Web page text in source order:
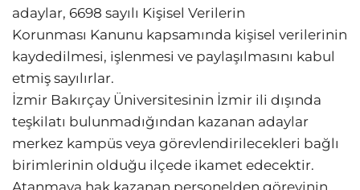
adaylar, 6698 sayılı Kişisel Verilerin
Korunması Kanunu kapsamında kişisel verilerinin
kaydedilmesi, işlenmesi ve paylaşılmasını kabul
etmiş sayılırlar.
İzmir Bakırçay Üniversitesinin İzmir ili dışında
teşkilatı bulunmadığından kazanan adaylar
merkez kampüs veya görevlendirilecekleri bağlı
birimlerinin olduğu ilçede ikamet edecektir.
Atanmaya hak kazanan personelden görevinin